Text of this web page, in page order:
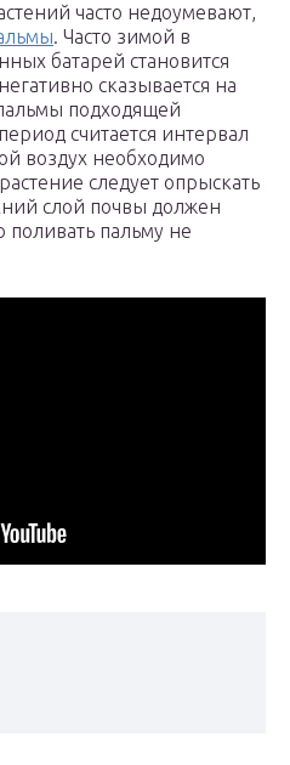
часто недоумевают,
. Часто зимой в
батарей становится
сказывается на
подходящей
считается интервал
воздух необходимо
следует опрыскать
слой почвы должен
пальму не